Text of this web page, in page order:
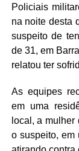
Policiais
na noite desta
suspeito de
de 31, em
relatou ter
As equipes
em uma
local, a
o suspeito, em